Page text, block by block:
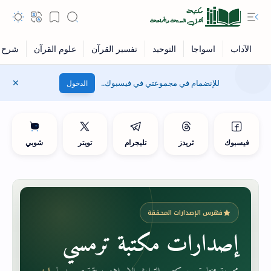
للإنضمام في مجموعتي في فيسبوك.. الدخول
فيسبوك ثريدز تليجرام تويتر شوبي
فهرس الإصدارات المحققة
إصدارات مكتبة ترمسي